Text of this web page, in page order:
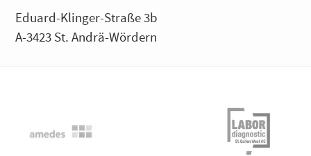
Eduard-Klinger-Straße 3b
A-3423 St. Andrä-Wördern